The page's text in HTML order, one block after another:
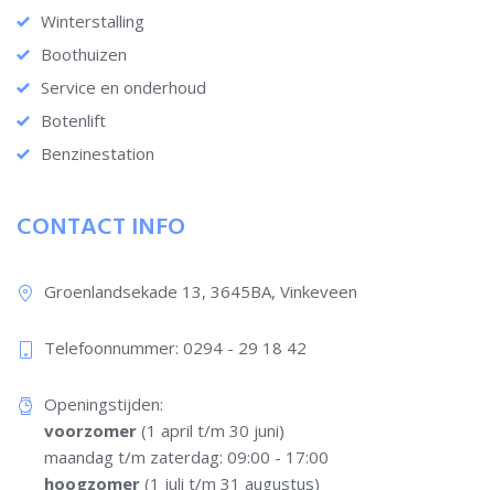
Winterstalling
Boothuizen
Service en onderhoud
Botenlift
Benzinestation
CONTACT INFO
Groenlandsekade 13, 3645BA, Vinkeveen
Telefoonnummer: 0294 - 29 18 42​
Openingstijden:
voorzomer(1 april t/m 30 juni)
maandag t/m zaterdag: 09:00 - 17:00
hoogzomer(1 juli t/m 31 augustus)